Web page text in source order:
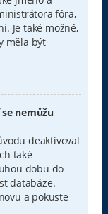
fóra,
Je také možné,
měla být
nemůžu
deaktivoval
také
dobu do
databáze.
a pokuste